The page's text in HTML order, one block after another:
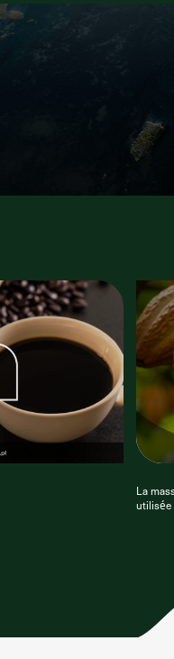
La
utilisée